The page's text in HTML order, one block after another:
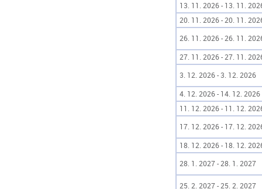
13. 11. 2026 - 13. 11.
20. 11. 2026 - 20. 11.
26. 11. 2026 - 26. 11.
27. 11. 2026 - 27. 11.
3. 12. 2026 - 3. 12. 2026
4. 12. 2026 - 14. 12. 2026
11. 12. 2026 - 11. 12.
17. 12. 2026 - 17. 12.
18. 12. 2026 - 18. 12.
28. 1. 2027 - 28. 1. 2027
25. 2. 2027 - 25. 2. 2027